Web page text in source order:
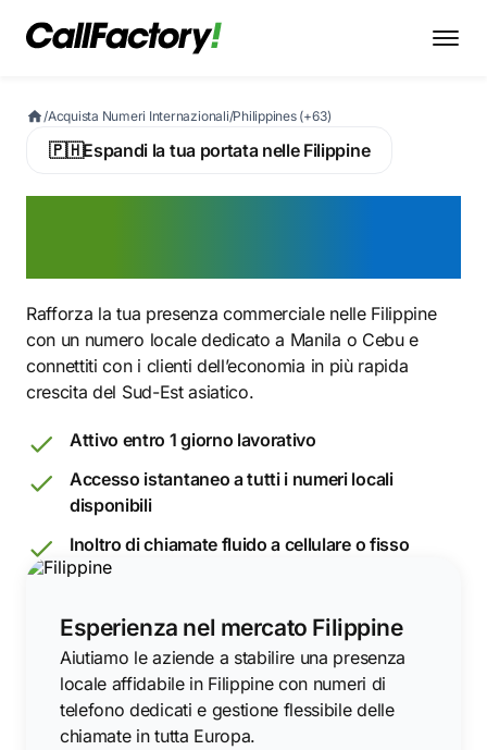
/Acquista Numeri Internazionali/Philippines (+63)
🇵🇭Espandi la tua portata nelle Filippine
Rafforza la tua presenza commerciale nelle Filippine
con un numero locale dedicato a Manila o Cebu e
connettiti con i clienti dell’economia in più rapida
crescita del Sud-Est asiatico.
Attivo entro 1 giorno lavorativo
Accesso istantaneo a tutti i numeri locali
disponibili
Inoltro di chiamate fluido a cellulare o fisso
Esperienza nel mercato Filippine
Aiutiamo le aziende a stabilire una presenza
locale affidabile in Filippine con numeri di
telefono dedicati e gestione flessibile delle
chiamate in tutta Europa.